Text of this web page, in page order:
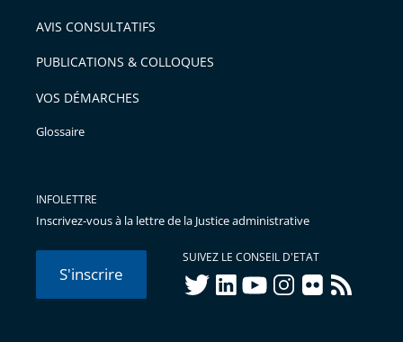
AVIS CONSULTATIFS
PUBLICATIONS & COLLOQUES
VOS DÉMARCHES
Glossaire
INFOLETTRE
Inscrivez-vous à la lettre de la Justice administrative
S'inscrire
SUIVEZ LE CONSEIL D'ETAT
twitterlinkedInyoutubeinstagram
flickr rss